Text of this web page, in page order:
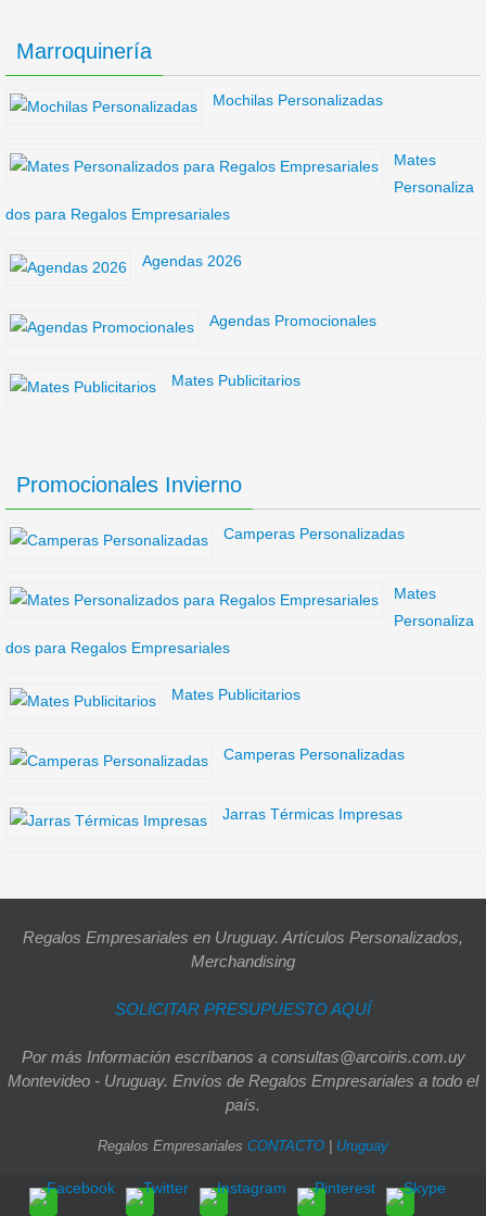
Marroquinería
Mochilas Personalizadas
Mates
Personaliza
dos para Regalos Empresariales
Agendas 2026
Agendas Promocionales
Mates Publicitarios
Promocionales Invierno
Camperas Personalizadas
Mates
Personaliza
dos para Regalos Empresariales
Mates Publicitarios
Camperas Personalizadas
Jarras Térmicas Impresas
Regalos Empresariales en Uruguay. Artículos Personalizados,
Merchandising
SOLICITAR PRESUPUESTO AQUÍ
Por más Información escríbanos a consultas@arcoiris.com.uy
Montevideo - Uruguay. Envíos de Regalos Empresariales a todo el
país.
Regalos Empresariales CONTACTO Uruguay